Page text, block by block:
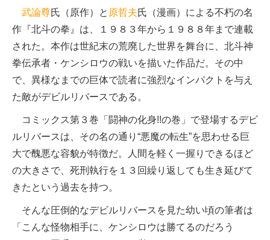
武論尊氏（原作）と 原哲夫氏（漫画）による不朽の名
作『北斗の拳』は、１９８３年から１９８８年まで連載
された。本作は世紀末の荒廃した世界を舞台に、北斗神
拳伝承者・ケンシロウの戦いを描いた作品だ。その中
で、異様なまでの巨体で読者に強烈なインパクトを与え
た敵がデビルリバースである。
コミックス第３巻「闘神の化身!!の巻」で登場するデビ
ルリバースは、その名の通り“悪魔の転生”を思わせる巨
大で醜悪な容貌が特徴だ。人間を軽く一握りできるほど
の大きさで、死刑執行を１３回繰り返しても生き延びて
きたという過去を持つ。
そんな圧倒的なデビルリバースを見た幼い頃の筆者は
「こんな怪物相手に、ケンシロウは勝てるのだろう